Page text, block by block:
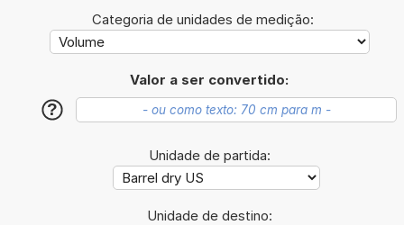
Categoria de unidades de medição:
Valor a ser convertido:
?
Unidade de partida:
Unidade de destino: